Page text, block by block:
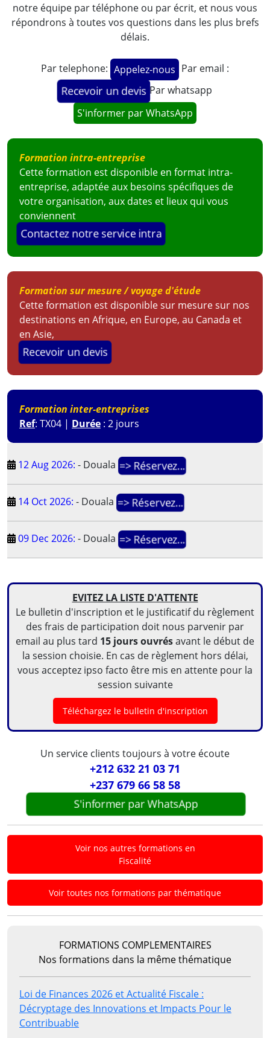
notre équipe par téléphone ou par écrit, et nous vous
répondrons à toutes vos questions dans les plus brefs
délais.
Par telephone: Appelez-nous Par email :
Recevoir un devis Par whatsapp
S'informer par WhatsApp
Formation intra-entreprise
Cette formation est disponible en format intra-
entreprise, adaptée aux besoins spécifiques de
votre organisation, aux dates et lieux qui vous
conviennent
Contactez notre service intra
Formation sur mesure / voyage d'étude
Cette formation est disponible sur mesure sur nos
destinations en Afrique, en Europe, au Canada et
en Asie,
Recevoir un devis
Formation inter-entreprises
Ref: TX04 | Durée : 2 jours
12 Aug 2026: - Douala => Réservez...
14 Oct 2026: - Douala => Réservez...
09 Dec 2026: - Douala => Réservez...
EVITEZ LA LISTE D'ATTENTE
Le bulletin d'inscription et le justificatif du règlement
des frais de participation doit nous parvenir par
email au plus tard 15 jours ouvrésavant le début de
la session choisie. En cas de règlement hors délai,
vous acceptez ipso facto être mis en attente pour la
session suivante
Téléchargez le bulletin d'inscription
Un service clients toujours à votre écoute
+212 632 21 03 71
+237 679 66 58 58
S'informer par WhatsApp
Voir nos autres formations en
Fiscalité
Voir toutes nos formations par thématique
FORMATIONS COMPLEMENTAIRES
Nos formations dans la même thématique
Loi de Finances 2026 et Actualité Fiscale :
Décryptage des Innovations et Impacts Pour le
Contribuable